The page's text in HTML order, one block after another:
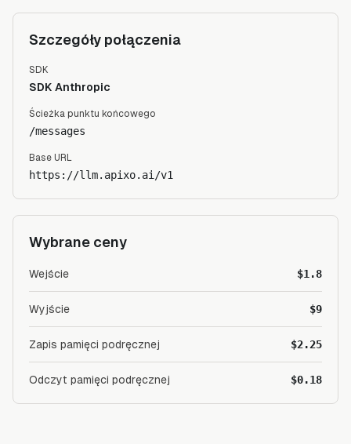
Szczegóły połączenia
SDK
SDK Anthropic
Ścieżka punktu końcowego
/messages
Base URL
https://llm.apixo.ai/v1
Wybrane ceny
Wejście $1.8
Wyjście $9
Zapis pamięci podręcznej $2.25
Odczyt pamięci podręcznej $0.18